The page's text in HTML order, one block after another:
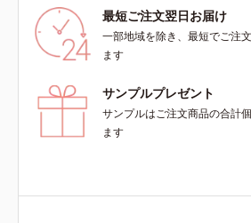
最短ご注文翌日お届け
一部地域を除き、最短でご注
ます
サンプルプレゼント
サンプルはご注文商品の合計
ます